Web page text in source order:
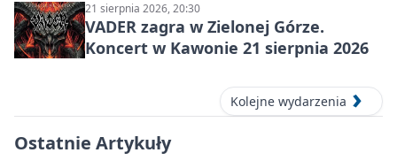
21 sierpnia 2026, 20:30
VADER zagra w Zielonej Górze.
Koncert w Kawonie 21 sierpnia 2026
Kolejne wydarzenia
Ostatnie Artykuły